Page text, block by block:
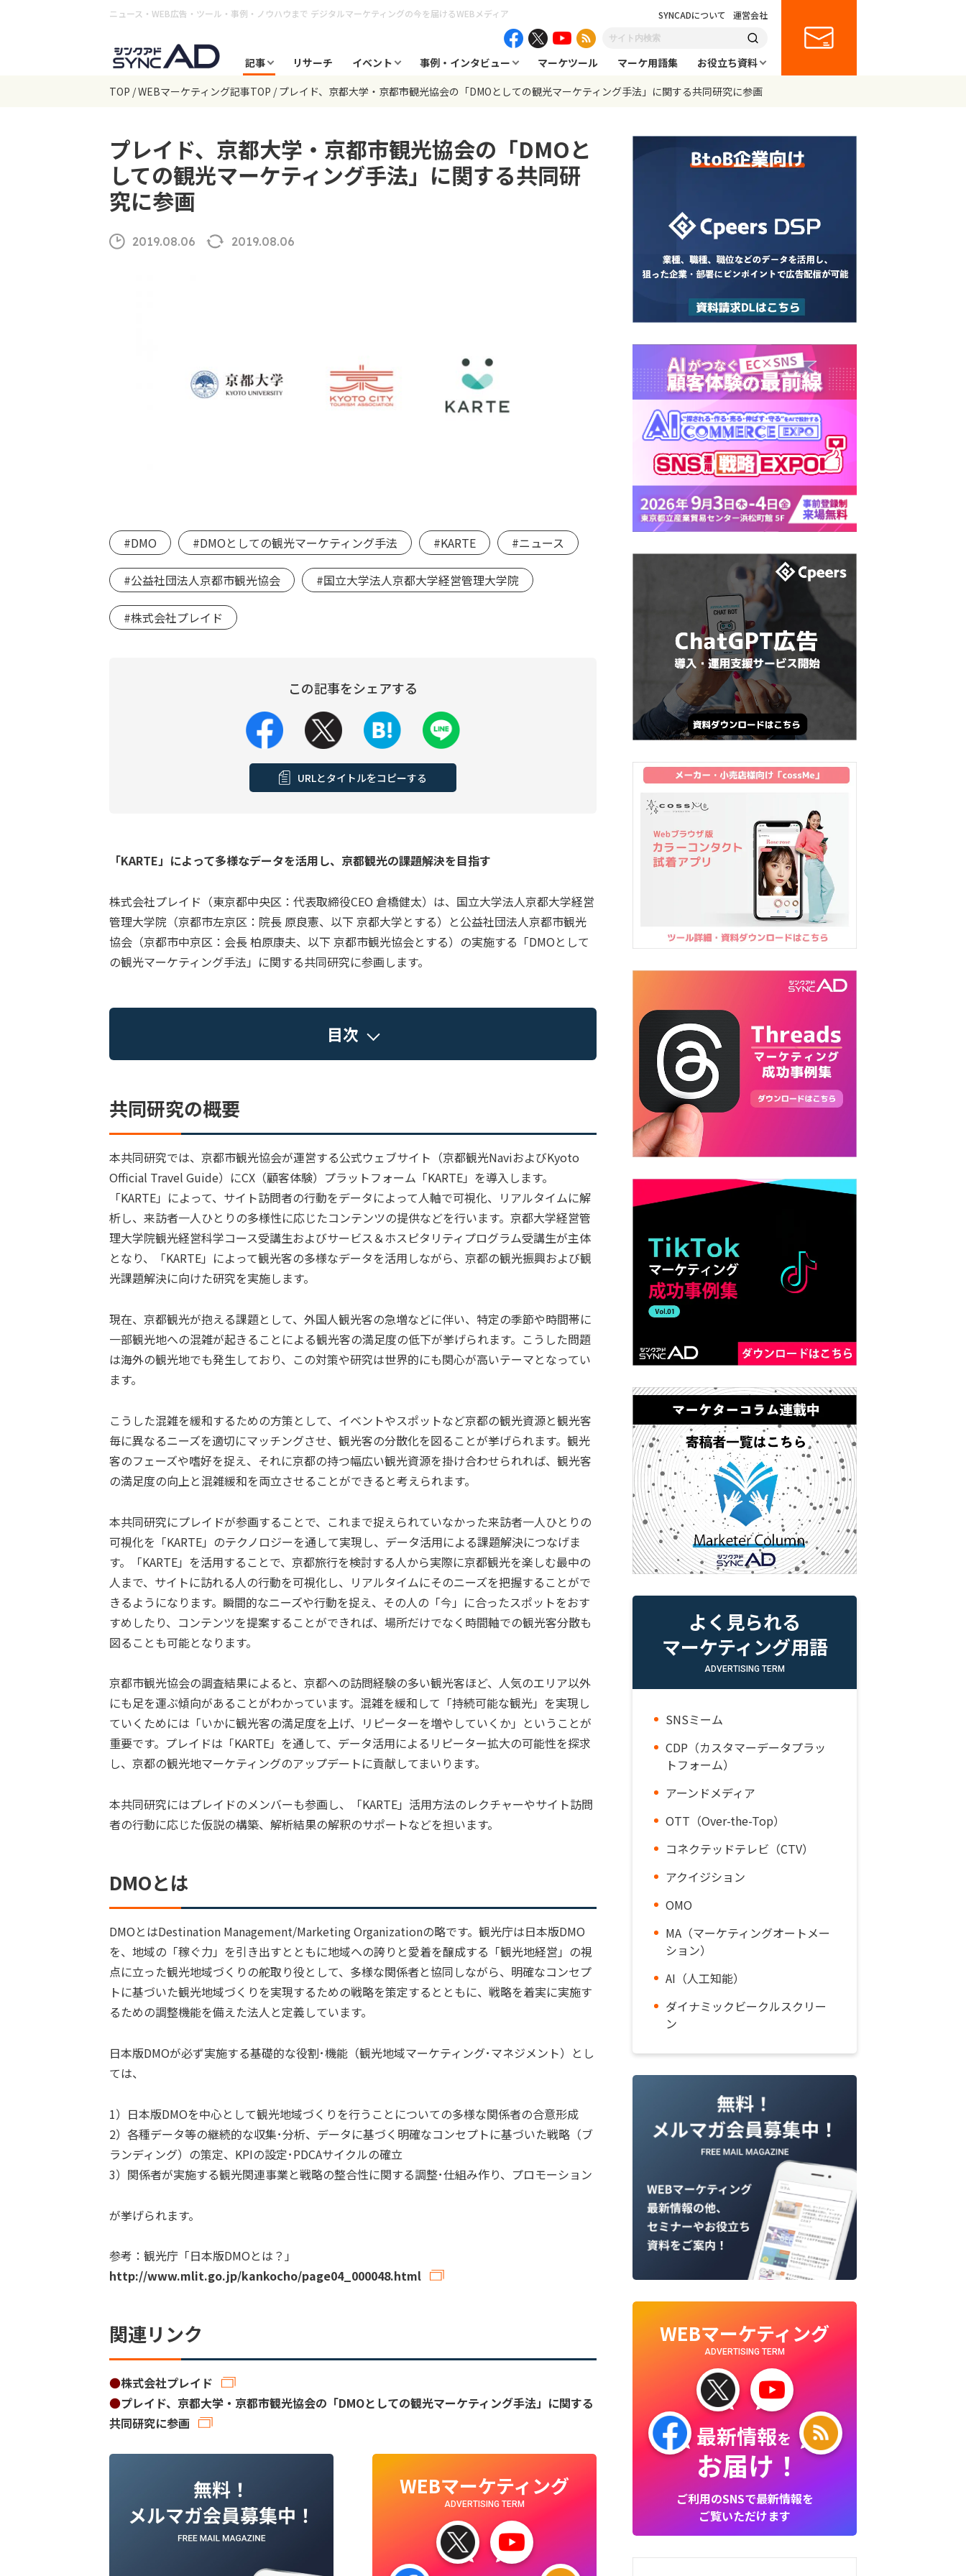
ニュース・WEB広告・ツール・事例・ノウハウまで デジタルマーケティングの今を届けるWEBメディア SYNCADについて 運営会社
記事 リサーチ イベント 事例・インタビュー マーケツール マーケ用語集
お役立ち資料
TOP WEBマーケティング記事TOP プレイド、京都大学・京都市観光協会の「DMOとしての観光マーケティング手法」に関する共同研究に参画
プレイド、京都大学・京都市観光協会の「DMOと
しての観光マーケティング手法」に関する共同研
究に参画
2019.08.06 2019.08.06
#DMO #DMOとしての観光マーケティング手法 #KARTE #ニュース
#公益社団法人京都市観光協会 #国立大学法人京都大学経営管理大学院
#株式会社プレイド
この記事をシェアする
URLとタイトルをコピーする
「KARTE」によって多様なデータを活用し、京都観光の課題解決を目指す
株式会社プレイド（東京都中央区：代表取締役CEO 倉橋健太）は、国立大学法人京都大学経営
管理大学院（京都市左京区：院長 原良憲、以下 京都大学とする）と公益社団法人京都市観光
協会（京都市中京区：会長 柏原康夫、以下 京都市観光協会とする）の実施する「DMOとして
の観光マーケティング手法」に関する共同研究に参画します。
目次
共同研究の概要
本共同研究では、京都市観光協会が運営する公式ウェブサイト（京都観光NaviおよびKyoto
Official Travel Guide）にCX（顧客体験）プラットフォーム「KARTE」を導入します。
「KARTE」によって、サイト訪問者の行動をデータによって人軸で可視化、リアルタイムに解
析し、来訪者一人ひとりの多様性に応じたコンテンツの提供などを行います。京都大学経営管
理大学院観光経営科学コース受講生およびサービス＆ホスピタリティプログラム受講生が主体
となり、「KARTE」によって観光客の多様なデータを活用しながら、京都の観光振興および観
光課題解決に向けた研究を実施します。
現在、京都観光が抱える課題として、外国人観光客の急増などに伴い、特定の季節や時間帯に
一部観光地への混雑が起きることによる観光客の満足度の低下が挙げられます。こうした問題
は海外の観光地でも発生しており、この対策や研究は世界的にも関心が高いテーマとなってい
ます。
こうした混雑を緩和するための方策として、イベントやスポットなど京都の観光資源と観光客
毎に異なるニーズを適切にマッチングさせ、観光客の分散化を図ることが挙げられます。観光
客のフェーズや嗜好を捉え、それに京都の持つ幅広い観光資源を掛け合わせられれば、観光客
の満足度の向上と混雑緩和を両立させることができると考えられます。
本共同研究にプレイドが参画することで、これまで捉えられていなかった来訪者一人ひとりの
可視化を「KARTE」のテクノロジーを通して実現し、データ活用による課題解決につなげま
す。「KARTE」を活用することで、京都旅行を検討する人から実際に京都観光を楽しむ最中の
人まで、サイトに訪れる人の行動を可視化し、リアルタイムにそのニーズを把握することがで
きるようになります。瞬間的なニーズや行動を捉え、その人の「今」に合ったスポットをおす
すめしたり、コンテンツを提案することができれば、場所だけでなく時間軸での観光客分散も
図ることも可能となります。
京都市観光協会の調査結果によると、京都への訪問経験の多い観光客ほど、人気のエリア以外
にも足を運ぶ傾向があることがわかっています。混雑を緩和して「持続可能な観光」を実現し
ていくためには「いかに観光客の満足度を上げ、リピーターを増やしていくか」ということが
重要です。プレイドは「KARTE」を通して、データ活用によるリピーター拡大の可能性を探求
し、京都の観光地マーケティングのアップデートに貢献してまいります。
本共同研究にはプレイドのメンバーも参画し、「KARTE」活用方法のレクチャーやサイト訪問
者の行動に応じた仮説の構築、解析結果の解釈のサポートなどを担います。
DMOとは
DMOとはDestination Management/Marketing Organizationの略です。観光庁は日本版DMO
を、地域の「稼ぐ力」を引き出すとともに地域への誇りと愛着を醸成する「観光地経営」の視
点に立った観光地域づくりの舵取り役として、多様な関係者と協同しながら、明確なコンセプ
トに基づいた観光地域づくりを実現するための戦略を策定するとともに、戦略を着実に実施す
るための調整機能を備えた法人と定義しています。
日本版DMOが必ず実施する基礎的な役割･機能（観光地域マーケティング･マネジメント）とし
ては、
1）日本版DMOを中心として観光地域づくりを行うことについての多様な関係者の合意形成
2）各種データ等の継続的な収集･分析、データに基づく明確なコンセプトに基づいた戦略（ブ
ランディング）の策定、KPIの設定･PDCAサイクルの確立
3）関係者が実施する観光関連事業と戦略の整合性に関する調整･仕組み作り、プロモーション
が挙げられます。
参考：観光庁「日本版DMOとは？」
http://www.mlit.go.jp/kankocho/page04_000048.html
関連リンク
●株式会社プレイド
●プレイド、京都大学・京都市観光協会の「DMOとしての観光マーケティング手法」に関する
共同研究に参画
WEBマーケティング
ADVERTISING TERM
よく見られる
マーケティング用語
ADVERTISING TERM
SNSミーム
CDP（カスタマーデータプラッ
トフォーム）
アーンドメディア
OTT（Over-the-Top）
コネクテッドテレビ（CTV）
アクイジション
OMO
MA（マーケティングオートメー
ション）
AI（人工知能）
ダイナミックビークルスクリー
ン
WEBマーケティング
ADVERTISING TERM
最新情報を
お届け！
ご利用のSNSで最新情報を
ご覧いただけます